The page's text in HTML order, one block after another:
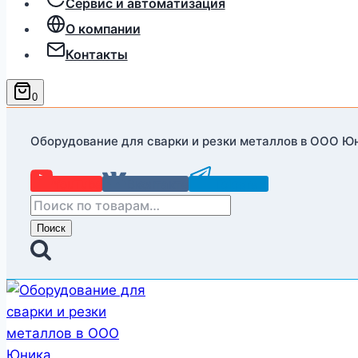
О компании
Контакты
0
Оборудование для сварки и резки металлов в ООО
Искать:
Поиск